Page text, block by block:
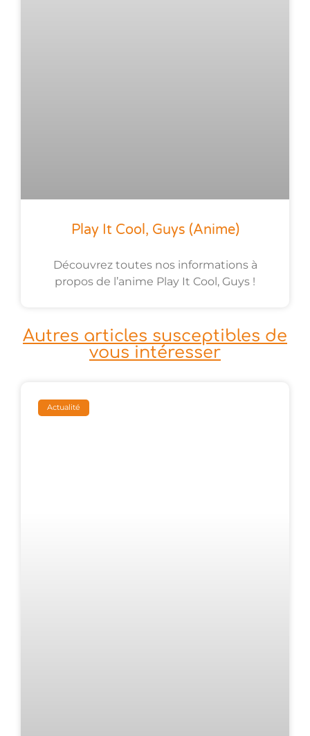
Play It Cool, Guys (anime)
Découvrez toutes nos informations à
propos de l’anime Play It Cool, Guys !
Autres articles susceptibles de
vous intéresser
Actualité